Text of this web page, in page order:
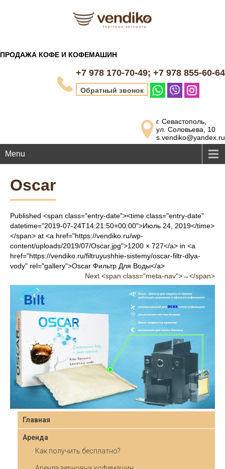
ПРОДАЖА КОФЕ И КОФЕМАШИН
+7 978 170-70-49; +7 978 855-60-64
Обратный звонок
г. Севастополь,
ул. Соловьева, 10
s.vendiko@yandex.ru
Menu
Oscar
Published <span class="entry-date"><time class="entry-date"
datetime="2019-07-24T14:21:50+00:00">Июль 24, 2019</time>
</span> at <a href="https://vendiko.ru/wp-
content/uploads/2019/07/Oscar.jpg">1200 × 727</a> in <a
href="https://vendiko.ru/filtruyushhie-sistemy/oscar-filtr-dlya-
vody" rel="gallery">Oscar Фильтр Для Воды</a>
Next <span class="meta-nav">→</span>
Главная
Аренда
Как получить бесплатно?